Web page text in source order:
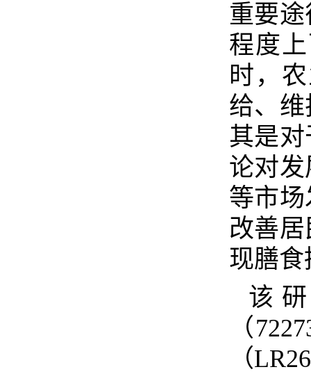
重要
程度
时，
给、
其是
论对
等市
改善
现膳
该
（
（